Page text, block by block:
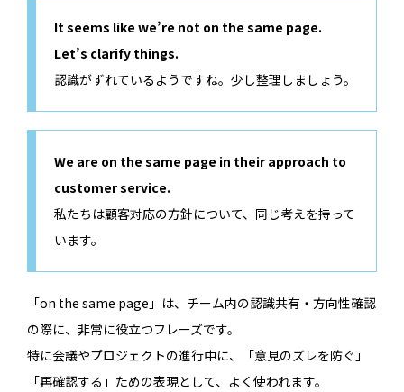
It seems like we’re not on the same page.
Let’s clarify things.
認識がずれているようですね。少し整理しましょう。
We are on the same page in their approach to
customer service.
私たちは顧客対応の方針について、同じ考えを持って
います。
「on the same page」は、チーム内の認識共有・方向性確認
の際に、非常に役立つフレーズです。
特に会議やプロジェクトの進行中に、「意見のズレを防ぐ」
「再確認する」ための表現として、よく使われます。